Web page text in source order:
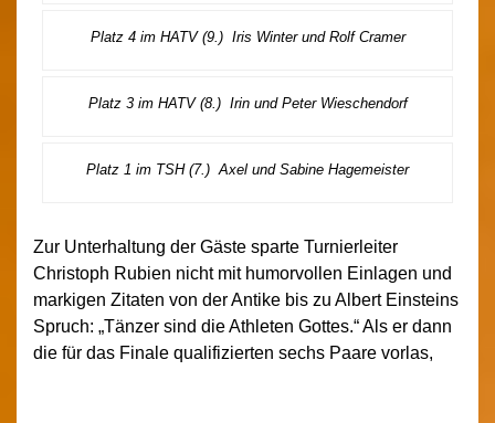
Platz 4 im HATV (9.) Iris Winter und Rolf Cramer
Platz 3 im HATV (8.) Irin und Peter Wieschendorf
Platz 1 im TSH (7.) Axel und Sabine Hagemeister
Zur Unterhaltung der Gäste sparte Turnierleiter
Christoph Rubien nicht mit humorvollen Einlagen und
markigen Zitaten von der Antike bis zu Albert Einsteins
Spruch: „Tänzer sind die Athleten Gottes.“ Als er dann
die für das Finale qualifizierten sechs Paare vorlas,